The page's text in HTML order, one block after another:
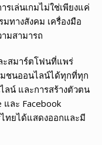
เล่นเกมไม่ใช่เพียงแค่
ทางสังคม เครื่องมือ
มสามารถ
ะสมาร์ตโฟนที่แพร่
ชนออนไลน์ได้ทุกที่ทุก
ลน์ และการสร้างตัวตน
ละ Facebook
ทยได้แสดงออกและมี